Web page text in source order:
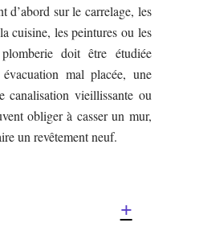
d’abord sur le carrelage, les
cuisine, les peintures ou les
doit être étudiée
mal placée, une
canalisation vieillissante ou
obliger à casser un mur,
un revêtement neuf.